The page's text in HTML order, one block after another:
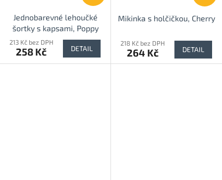
Jednobarevné lehoučké
šortky s kapsami, Poppy
213 Kč bez DPH
258 Kč DETAIL
Mikinka s holčičkou, Cherry
218 Kč bez DPH
264 Kč DETAIL